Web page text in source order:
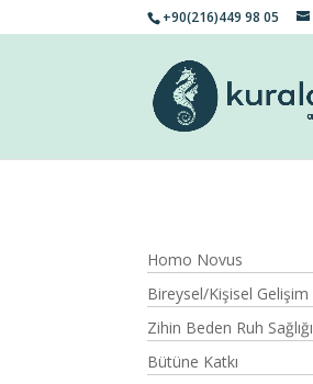
+90(216)449 98 05
Homo Novus
Bireysel/Kişisel Gelişim
Zihin Beden Ruh Sağlığı
Bütüne Katkı